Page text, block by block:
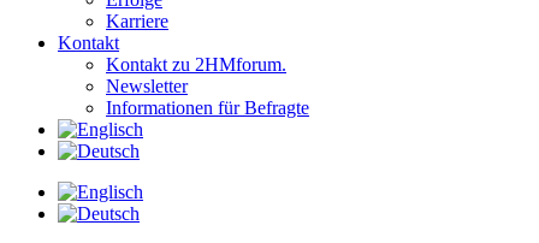
Karriere
Kontakt
Kontakt zu 2HMforum.
Newsletter
Informationen für Befragte